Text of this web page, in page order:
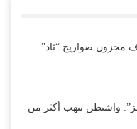
عدن.. هل بدأت المناطق
بأهم مناطق النفط..
مخزون صواريخ “ثاد”
واشنطن تنهب أكثر من